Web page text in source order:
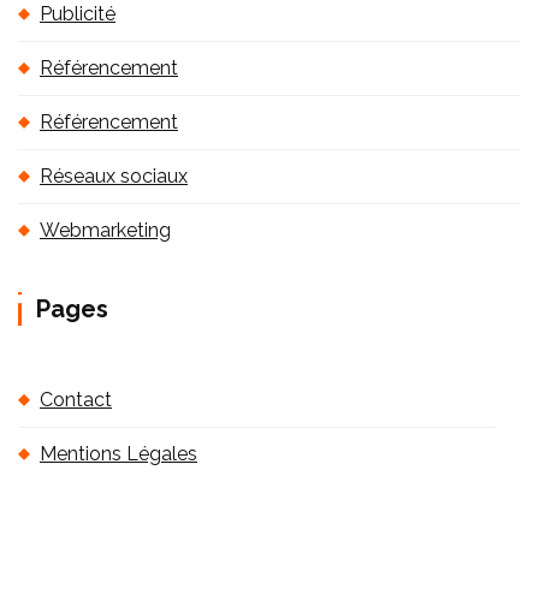
Publicité
Référencement
Référencement
Réseaux sociaux
Webmarketing
Pages
Contact
Mentions Légales